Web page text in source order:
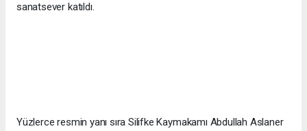
sanatsever katıldı.
Yüzlerce resmin yanı sıra Silifke Kaymakamı Abdullah Aslaner